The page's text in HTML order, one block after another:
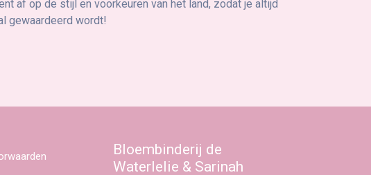
af op de stijl en voorkeuren van het land, zodat je altijd
gewaardeerd wordt!
Bloembinderij de
Waterlelie & Sarinah